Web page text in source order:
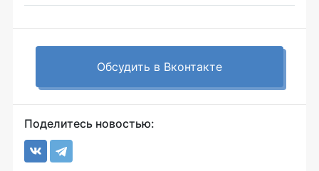
Обсудить в Вконтакте
Поделитесь новостью: